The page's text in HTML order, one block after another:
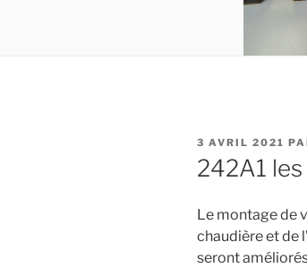
PUBLIÉ
LE
3 AVRIL 2021
242A1
Le montage de
chaudière et de
seront